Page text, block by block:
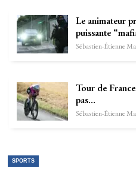
Le animateur
puissante
Tour de
pas…
SPORTS